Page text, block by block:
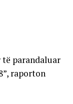
të parandaluar
raporton